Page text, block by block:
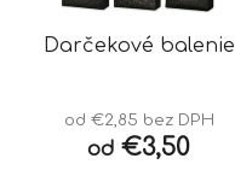
Darčekové balenie
od €2,85 bez DPH
od €3,50